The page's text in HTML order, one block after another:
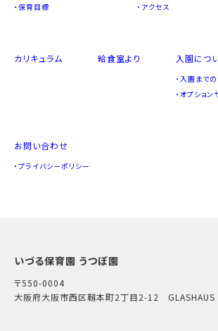
保育目標
アクセス
カリキュラム 給食室より 入園につ
入園まで
オプション
お問い合わせ
プライバシーポリシー
いづる保育園 うつぼ園
〒550-0004
大阪府大阪市西区靱本町2丁目2-12